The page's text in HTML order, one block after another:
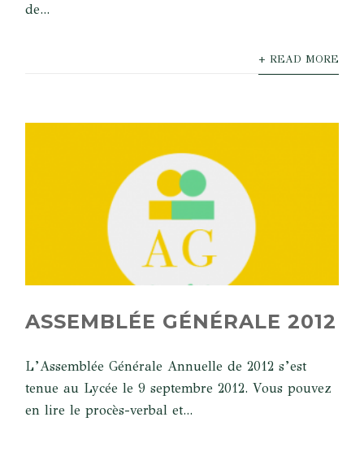
de...
+ READ MORE
ASSEMBLÉE GÉNÉRALE 2012
L’Assemblée Générale Annuelle de 2012 s’est
tenue au Lycée le 9 septembre 2012. Vous pouvez
en lire le procès-verbal et...